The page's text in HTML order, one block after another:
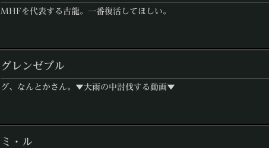
MHFを代表する古龍。一番復活してほしい。
グレンゼブル
グ、なんとかさん。▼大雨の中討伐する動画▼
ミ・ル